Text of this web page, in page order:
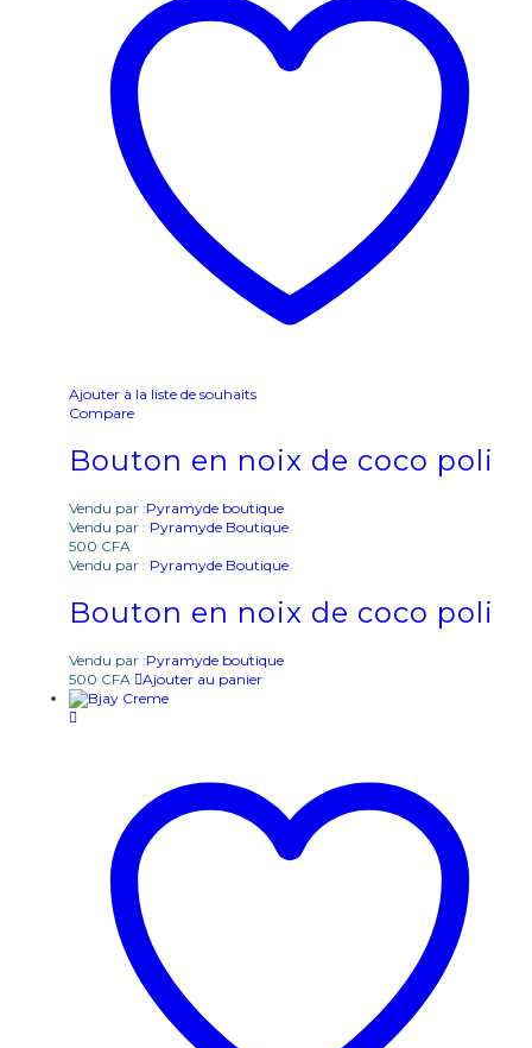
Ajouter à la liste de souhaits
Compare
Bouton en noix de coco poli
Vendu par :Pyramyde boutique
Vendu par : Pyramyde Boutique
500 CFA
Vendu par : Pyramyde Boutique
Bouton en noix de coco poli
Vendu par :Pyramyde boutique
500 CFA Ajouter au panier